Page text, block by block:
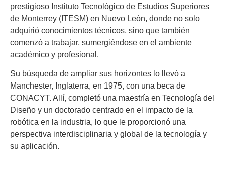
prestigioso Instituto Tecnológico de Estudios Superiores
de Monterrey (ITESM) en Nuevo León, donde no solo
adquirió conocimientos técnicos, sino que también
comenzó a trabajar, sumergiéndose en el ambiente
académico y profesional.
Su búsqueda de ampliar sus horizontes lo llevó a
Manchester, Inglaterra, en 1975, con una beca de
CONACYT. Allí, completó una maestría en Tecnología del
Diseño y un doctorado centrado en el impacto de la
robótica en la industria, lo que le proporcionó una
perspectiva interdisciplinaria y global de la tecnología y
su aplicación.